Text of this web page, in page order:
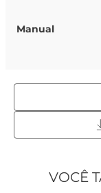
Manual
VOCÊ